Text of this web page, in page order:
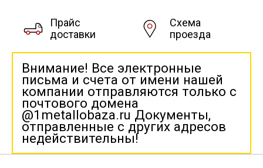
Прайс
доставки
Схема
проезда
Внимание! Все электронные
письма и счета от имени нашей
компании отправляются только с
почтового домена
@1metallobaza.ru Документы,
отправленные с других адресов
недействительны!